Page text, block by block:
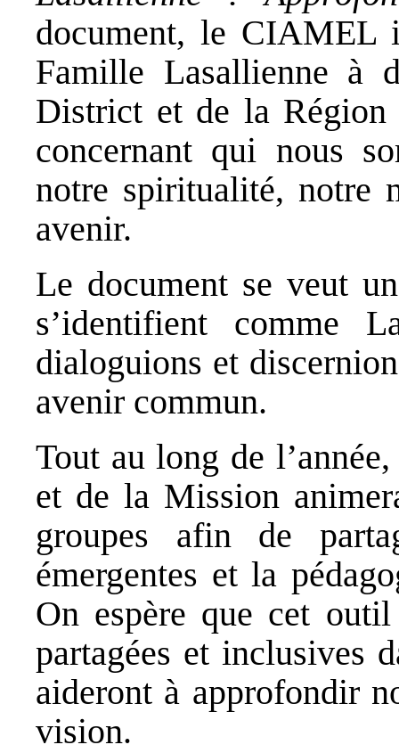
document, le CIAMEL
Famille Lasallienne à
District et de la Région
concernant qui nous
notre spiritualité, notre
avenir.
Le document se veut
s’identifient comme
dialoguions et
avenir commun.
Tout au long de
et de la Mission
groupes afin de
émergentes et la
On espère que cet
partagées et inclusives
aideront à approfondir
vision.